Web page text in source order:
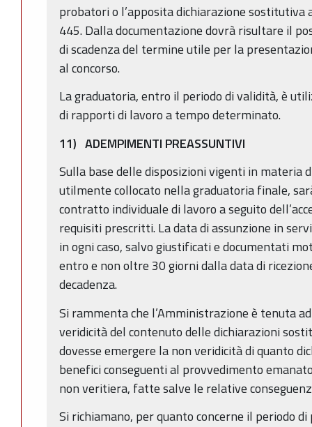
probatori o l’apposita dichiarazione sostitutiva
445. Dalla documentazione dovrà risultare il
di scadenza del termine utile per la
al concorso.
La graduatoria, entro il periodo di validità, è
di rapporti di lavoro a tempo determinato.
11) ADEMPIMENTI PREASSUNTIVI
Sulla base delle disposizioni vigenti in materia
utilmente collocato nella graduatoria finale,
contratto individuale di lavoro a seguito
requisiti prescritti. La data di assunzione in
in ogni caso, salvo giustificati e documentati
entro e non oltre 30 giorni dalla data di
decadenza.
Si rammenta che l’Amministrazione è tenuta
veridicità del contenuto delle dichiarazioni
dovesse emergere la non veridicità di quanto
benefici conseguenti al provvedimento
non veritiera, fatte salve le relative
Si richiamano, per quanto concerne il periodo